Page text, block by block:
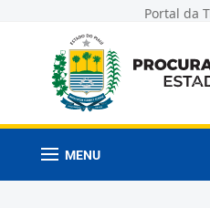
Portal da
MENU